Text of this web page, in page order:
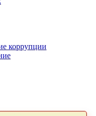
коррупции